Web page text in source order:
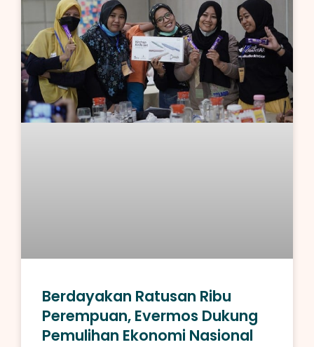
Berdayakan Ratusan Ribu
Perempuan, Evermos Dukung
Pemulihan Ekonomi Nasional